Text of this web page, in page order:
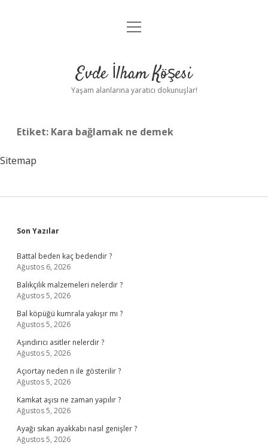
Anasayfa
Yasal Uyarı
menüyü
Evde İlham Köşesi
Yaşam alanlarına yaratıcı dokunuşlar!
Etiket: Kara bağlamak ne demek
Sitemap
Sidebar
Son Yazılar
Battal beden kaç bedendir ?
Ağustos 6, 2026
Balıkçılık malzemeleri nelerdir ?
Ağustos 5, 2026
Bal köpüğü kumrala yakışır mı ?
Ağustos 5, 2026
Aşındırıcı asitler nelerdir ?
Ağustos 5, 2026
Açıortay neden n ile gösterilir ?
Ağustos 5, 2026
Kamkat aşısı ne zaman yapılır ?
Ağustos 5, 2026
Ayağı sıkan ayakkabı nasıl genişler ?
Ağustos 5, 2026